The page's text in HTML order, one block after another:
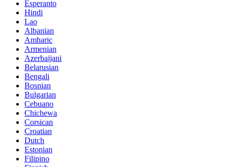
Esperanto
Hindi
Lao
Albanian
Amharic
Armenian
Azerbaijani
Belarusian
Bengali
Bosnian
Bulgarian
Cebuano
Chichewa
Corsican
Croatian
Dutch
Estonian
Filipino